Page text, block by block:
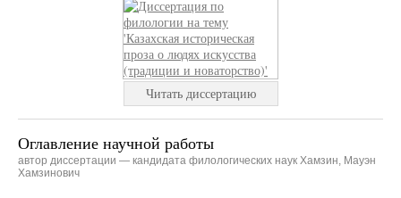
Читать диссертацию
Оглавление научной работы
автор диссертации — кандидата филологических наук Хамзин, Мауэн
Хамзинович